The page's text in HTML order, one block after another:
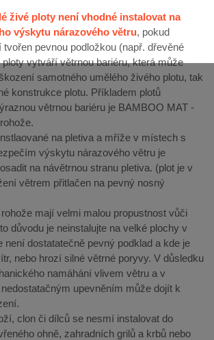
živé ploty není vhodné instalovat na
výskytu nárazového větru, pokud
tvořen pevnou podložkou (např. dřevěné
vytváří větrnou bariéru, která může
samotného umělého živého plotu, tak
konstrukce plotu. Příkladem plotů
větrnou bariéru je BAMBOO MAT -
na pletiva a mříže v místech s
výskytu nárazového větru je
na návětrnou stranu pletiva. (plot je v
větrem přitlačen na pevný nosný
mají velmi malou propustnost vůči
důvodu je neinstalujte na velké plochy v
není dostatatečně pevný podklad a kde je
nebo hrozí silné větrné poryvy. V důsledku
namáhání vlivem větru a v
upevněním může dojít k
clon či dílců se nesmí instalovat do
ohně, zahradních grilů a krbů nebo